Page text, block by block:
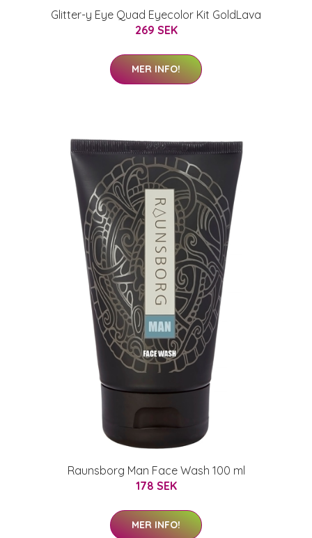
Glitter-y Eye Quad Eyecolor Kit GoldLava
269 SEK
MER INFO!
Raunsborg Man Face Wash 100 ml
178 SEK
MER INFO!